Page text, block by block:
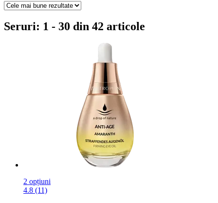
Seruri: 1 - 30 din 42 articole
2 opțiuni
4.8 (11)